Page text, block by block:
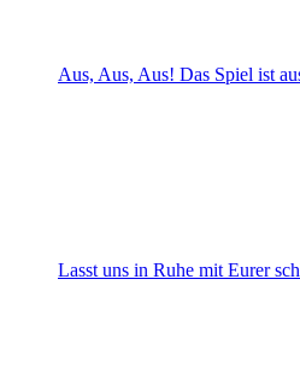
Aus, Aus, Aus! Das Spiel ist
Lasst uns in Ruhe mit Eurer